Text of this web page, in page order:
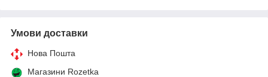
Умови доставки
Нова Пошта
Магазини Rozetka